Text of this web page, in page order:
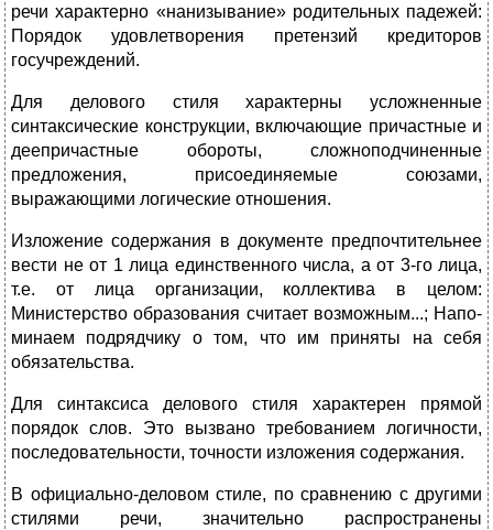
речи характерно «нанизывание» родительных падежей:
Порядок удовлетворения претензий креди­торов
госучреждений.
Для делового стиля характерны усложненные
синтаксические конструкции, включающие причастные и
деепричастные обороты, сложноподчиненные
предложения, присоединяемые союзами,
выражающими логические отношения.
Изложение содержания в документе предпочти­тельнее
вести не от 1 лица единственного числа, а от 3-го лица,
т.е. от лица орга­низации, коллектива в целом:
Министерство образования считает возможным...; Напо­
минаем подрядчику о том, что им приняты на себя
обязательства.
Для синтаксиса делового стиля характерен прямой
порядок слов. Это вызвано требованием логичности,
последовательности, точности изложения содержания.
В официально-деловом стиле, по сравнению с другими
стилями речи, значительно распространены